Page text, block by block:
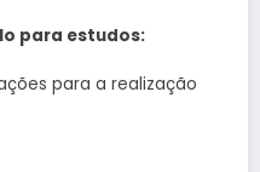
para estudos:
para a realização